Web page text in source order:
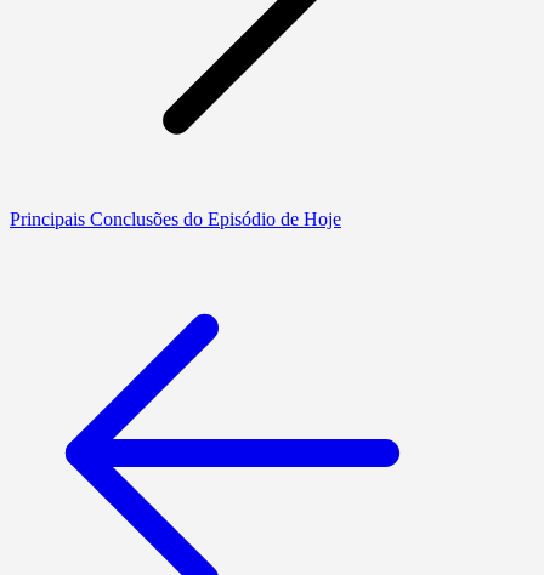
Principais Conclusões do Episódio de Hoje